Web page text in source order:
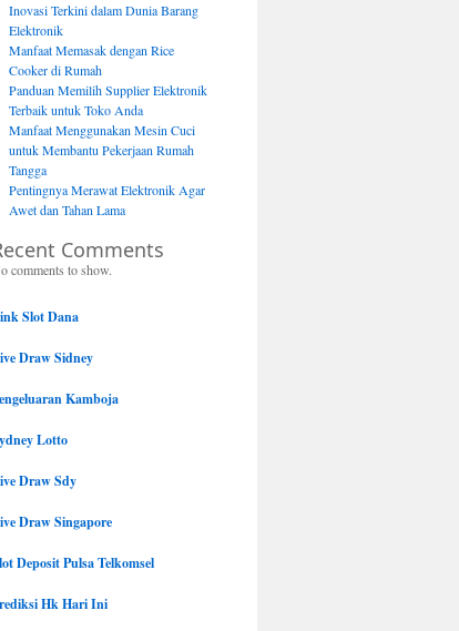
Inovasi Terkini dalam Dunia Barang
Elektronik
Manfaat Memasak dengan Rice
Cooker di Rumah
Panduan Memilih Supplier Elektronik
Terbaik untuk Toko Anda
Manfaat Menggunakan Mesin Cuci
untuk Membantu Pekerjaan Rumah
Tangga
Pentingnya Merawat Elektronik Agar
Awet dan Tahan Lama
Comments
comments to show.
Slot Dana
Draw Sidney
Kamboja
Lotto
Draw Sdy
Draw Singapore
Deposit Pulsa Telkomsel
Hk Hari Ini